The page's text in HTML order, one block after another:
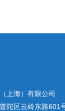
上海）有限公司
陀区云岭东路601